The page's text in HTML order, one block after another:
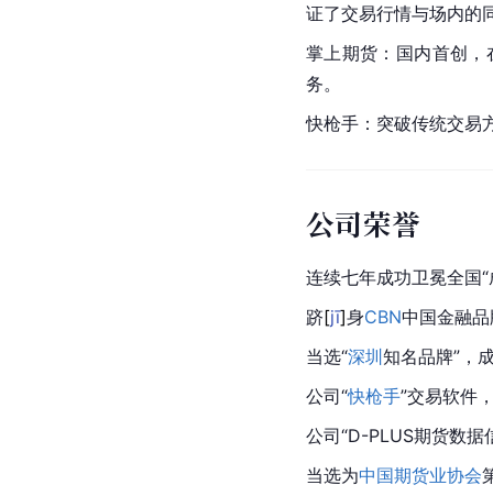
证了交易行情与场内的
掌上期货：国内首创
务。
快枪手：突破传统交易
公司荣誉
连续七年成功卫冕全国
跻[jī]身CBN中国金融
当选“深圳知名品牌”，
公司“快枪手”交易软件
公司“D-PLUS期货数据
当选为中国期货业协会